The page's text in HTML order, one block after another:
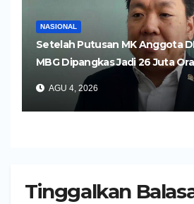
NASIONAL
Setelah Putusan MK Anggota
MBG Dipangkas Jadi 26 Juta
AGU 4, 2026
Tinggalkan